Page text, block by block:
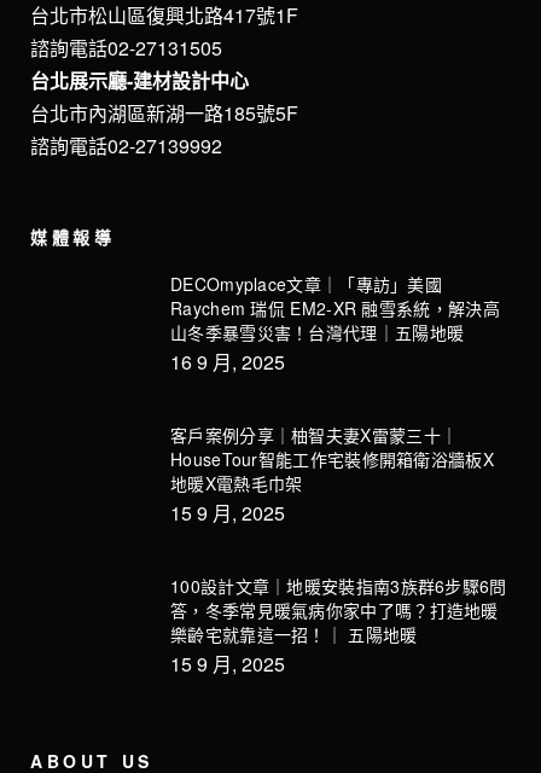
台北市松山區復興北路417號1F
諮詢電話02-27131505
台北展示廳-建材設計中心
台北市內湖區新湖一路185號5F
諮詢電話02-27139992
媒體報導
DECOmyplace文章｜「專訪」美國
Raychem 瑞侃 EM2-XR 融雪系統，解決高
山冬季暴雪災害！台灣代理｜五陽地暖
16 9 月, 2025
客戶案例分享｜柚智夫妻X雷蒙三十｜
HouseTour智能工作宅裝修開箱衛浴牆板X
地暖X電熱毛巾架
15 9 月, 2025
100設計文章｜地暖安裝指南3族群6步驟6問
答，冬季常見暖氣病你家中了嗎？打造地暖
樂齡宅就靠這一招！｜ 五陽地暖
15 9 月, 2025
ABOUT US